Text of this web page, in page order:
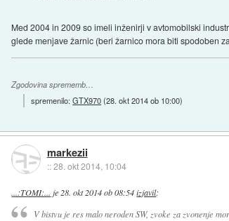
Med 2004 in 2009 so imeli inženirji v avtomobilski
glede menjave žarnic (beri žarnico mora biti spodoben
Zgodovina sprememb…
spremenilo:GTX970(28. okt 2014 ob 10:00)
markezii
::28. okt 2014, 10:04
...:TOMI:... je28. okt 2014 ob 08:54 izjavil:
V bistvu je res malo neroden SW, zvoke za zvonenje